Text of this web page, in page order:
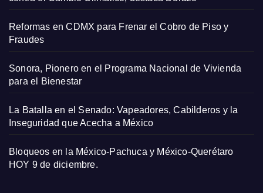
Reformas en CDMX para Frenar el Cobro de Piso y
Fraudes
Sonora, Pionero en el Programa Nacional de Vivienda
para el Bienestar
La Batalla en el Senado: Vapeadores, Cabilderos y la
Inseguridad que Acecha a México
Bloqueos en la México-Pachuca y México-Querétaro
HOY 9 de diciembre.